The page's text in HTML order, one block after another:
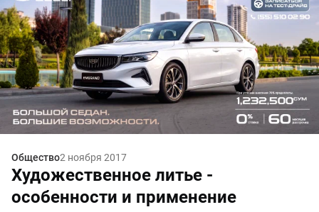
Общество2 ноября 2017
Художественное литье -
особенности и применение